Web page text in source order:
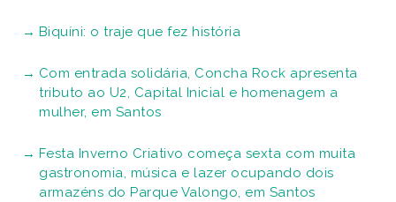
Biquíni: o traje que fez história
Com entrada solidária, Concha Rock apresenta
tributo ao U2, Capital Inicial e homenagem a
mulher, em Santos
Festa Inverno Criativo começa sexta com muita
gastronomia, música e lazer ocupando dois
armazéns do Parque Valongo, em Santos